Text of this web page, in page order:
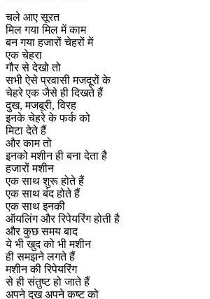
चले आए सूरत
मिल गया मिल में काम
बन गया हजारों चेहरों में
एक चेहरा
गौर से देखो तो
सभी ऐसे प्रवासी मजदूरों के
चेहरे एक जैसे ही दिखते हैं
दुख, मजबूरी, विरह
इनके चेहरे के फर्क को
मिटा देते हैं
और काम तो
इनको मशीन ही बना देता है
हजारों मशीन
एक साथ शुरू होते हैं
एक साथ बंद होते हैं
एक साथ इनकी
ऑयलिंग और रिपेयरिंग होती है
और कुछ समय बाद
ये भी खुद को भी मशीन
ही समझने लगते हैं
मशीन की रिपेयरिंग
से ही संतुष्ट हो जाते हैं
अपने दुख अपने कष्ट को